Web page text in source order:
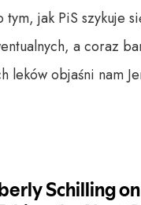
jak PiS szykuje
a coraz
objaśni nam